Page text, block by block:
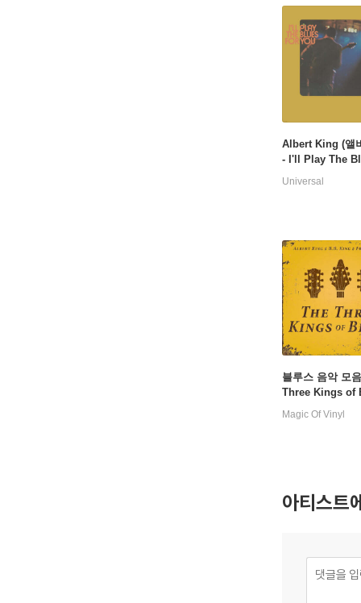
Albert King (앨
- I'll Play The
You [LP]
Universal
블루스 음악 모
Three Kings of
[그레이 마블 컬
Magic Of Vinyl
아티스트